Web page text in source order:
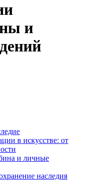
и
в искусстве: от
и личные
наследия